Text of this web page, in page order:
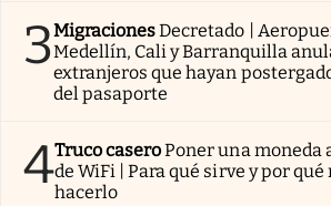
3MigracionesDecretado |
Medellín, Cali y Barranquilla
extranjeros que hayan
del pasaporte
4Truco caseroPoner una moneda
de WiFi | Para qué sirve y por
hacerlo